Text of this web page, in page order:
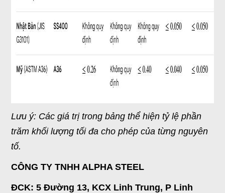
Lưu ý: Các giá trị trong bảng thể hiện tỷ lệ phần
trăm khối lượng tối đa cho phép của từng nguyên
tố.
CÔNG TY TNHH ALPHA STEEL
ĐCK: 5 Đường 13, KCX Linh Trung, P Linh